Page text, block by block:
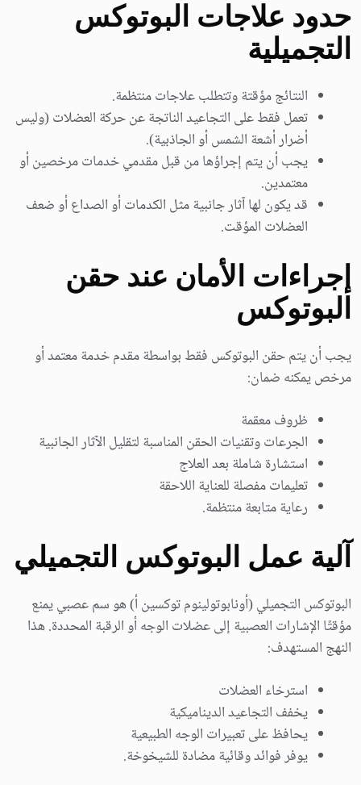
حدود علاجات البوتوكس
التجميلية
النتائج مؤقتة وتتطلب علاجات منتظمة.
تعمل فقط على التجاعيد الناتجة عن حركة العضلات (وليس
أضرار أشعة الشمس أو الجاذبية).
يجب أن يتم إجراؤها من قبل مقدمي خدمات مرخصين أو
معتمدين.
قد يكون لها آثار جانبية مثل الكدمات أو الصداع أو ضعف
العضلات المؤقت.
إجراءات الأمان عند حقن
البوتوكس
يجب أن يتم حقن البوتوكس فقط بواسطة مقدم خدمة معتمد أو
مرخص يمكنه ضمان:
ظروف معقمة
الجرعات وتقنيات الحقن المناسبة لتقليل الآثار الجانبية
استشارة شاملة بعد العلاج
تعليمات مفصلة للعناية اللاحقة
رعاية متابعة منتظمة.
آلية عمل البوتوكس التجميلي
البوتوكس التجميلي (أونابوتولينوم توكسين أ) هو سم عصبي يمنع
مؤقتًا الإشارات العصبية إلى عضلات الوجه أو الرقبة المحددة. هذا
النهج المستهدف:
استرخاء العضلات
يخفف التجاعيد الديناميكية
يحافظ على تعبيرات الوجه الطبيعية
يوفر فوائد وقائية مضادة للشيخوخة.